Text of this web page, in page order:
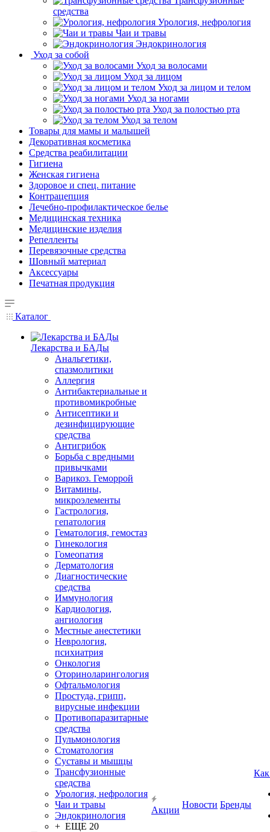
средства
Урология, нефрология
Чаи и травы
Эндокринология
Уход за собой
Уход за волосами
Уход за лицом
Уход за лицом и телом
Уход за ногами
Уход за полостью рта
Уход за телом
Товары для мамы и малышей
Декоративная косметика
Средства реабилитации
Гигиена
Женская гигиена
Здоровое и спец. питание
Контрацепция
Лечебно-профилактическое белье
Медицинская техника
Медицинские изделия
Репелленты
Перевязочные средства
Шовный материал
Аксессуары
Печатная продукция
Каталог
Лекарства и БАДы
Анальгетики,
спазмолитики
Аллергия
Антибактериальные и
противомикробные
Антисептики и
дезинфицирующие
средства
Антигрибок
Борьба с вредными
привычками
Варикоз. Геморрой
Витамины,
микроэлементы
Гастрология,
гепатология
Гематология, гемостаз
Гинекология
Гомеопатия
Дерматология
Диагностические
средства
Иммунология
Кардиология,
ангиология
Местные анестетики
Неврология,
психиатрия
Онкология
Оториноларингология
Офтальмология
Простуда, грипп,
вирусные инфекции
Противопаразитарные
средства
Пульмонология
Стоматология
Суставы и мышцы
Трансфузионные
средства
Урология, нефрология
Чаи и травы
Эндокринология
+ ЕЩЕ 20
Акции
Новости Бренды